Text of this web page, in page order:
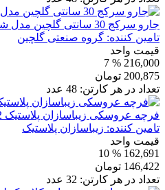
جارو سرکج 30 سانتی گلچین مدل شبنم 420
تامین کننده: گروه صنعتی گلچین
قیمت واحد
216,000
% 7
200,875 تومان
تعداد در هر کارتن: 48 عدد
فرچه عروسکی زیباسازان پلاستیک 36082
تامین کننده: زیباسازان پلاستیک
قیمت واحد
162,691
% 10
146,422 تومان
تعداد در هر کارتن: 32 عدد